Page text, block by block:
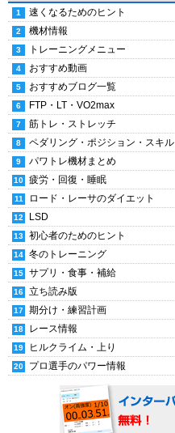
速くなるためのヒント
機材情報
トレーニングメニュー
おすすめ動画
おすすめブログ一覧
FTP・LT・VO2max
筋トレ・ストレッチ
ペダリング・ポジション・スキル
パワトレ機材まとめ
疲労・回復・睡眠
ロード・レーサのダイエット
LSD
初心者のためのヒント
冬のトレーニング
サプリ・食事・補給
立ち読み版
期分け・練習計画
レース情報
ヒルクライム・上り
プロ選手のパワー情報